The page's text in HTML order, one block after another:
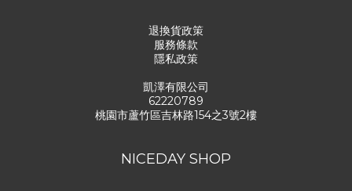
退換貨政策
服務條款
隱私政策
凱澤有限公司
62220789
桃園市蘆竹區吉林路154之3號2樓
NICEDAY SHOP